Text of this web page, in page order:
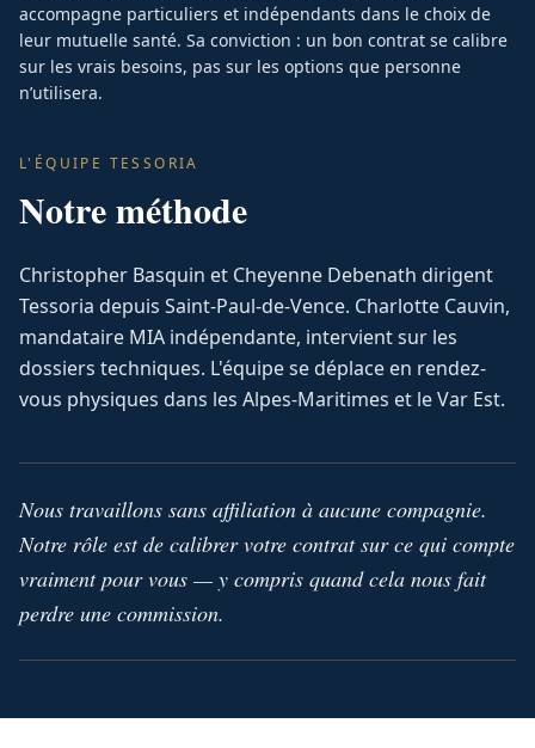
accompagne particuliers et indépendants dans le choix de
leur mutuelle santé. Sa conviction : un bon contrat se calibre
sur les vrais besoins, pas sur les options que personne
n’utilisera.
L'ÉQUIPE TESSORIA
Notre méthode
Christopher Basquin et Cheyenne Debenath dirigent
Tessoria depuis Saint-Paul-de-Vence. Charlotte Cauvin,
mandataire MIA indépendante, intervient sur les
dossiers techniques. L'équipe se déplace en rendez-
vous physiques dans les Alpes-Maritimes et le Var Est.
Nous travaillons sans affiliation à aucune compagnie.
Notre rôle est de calibrer votre contrat sur ce qui compte
vraiment pour vous — y compris quand cela nous fait
perdre une commission.